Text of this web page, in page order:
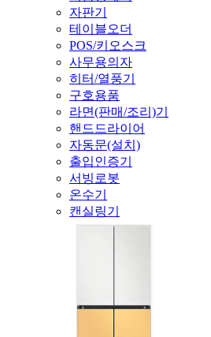
자판기
테이블오더
POS/키오스크
사무용의자
히터/열풍기
구호용품
라면(판매/조리)기
핸드드라이어
자동문(설치)
출입인증기
서빙로봇
온수기
캔실링기